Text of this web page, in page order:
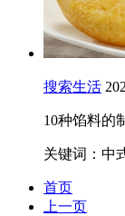
搜索生活
10种馅料的
关键词：中
首页
上一页